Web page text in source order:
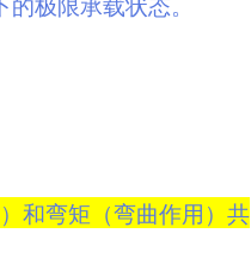
和弯矩（弯曲作用）共